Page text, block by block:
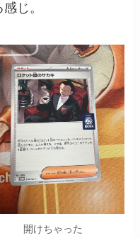
じ。
開けちゃった